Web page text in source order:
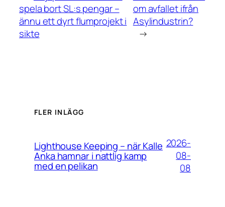
spela bort SL:s pengar –
ännu ett dyrt flumprojekt i
sikte
om avfallet ifrån
Asylindustrin?
→
FLER INLÄGG
Lighthouse Keeping – när Kalle
Anka hamnar i nattlig kamp
med en pelikan
2026-
08-
08